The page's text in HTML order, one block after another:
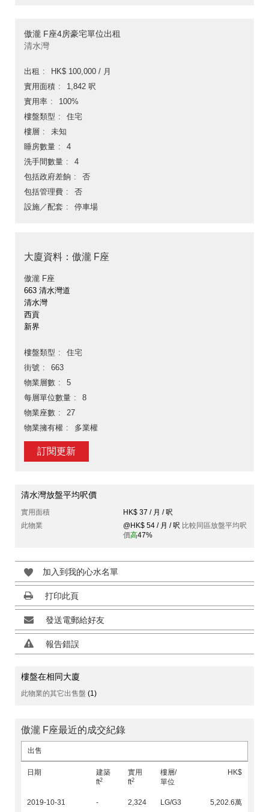
傲瀧 F座4房豪宅單位出租
清水灣
出租
HK$ 100,000 / 月
實用面積
1,842 呎
實用率
100%
樓盤類型
住宅
樓層
未知
睡房數量
4
洗手間數量
4
包括政府差餉
否
包括管理費
否
設施／配套
停車場
大廈資料：傲瀧 F座
傲瀧 F座
663 清水灣道
清水灣
西貢
新界
樓盤類型
住宅
街號
663
物業層數
5
每層單位數量
8
物業座數
27
物業擁有權
多業權
訂閱更新
清水灣放盤平均呎價
實用面積
HK$ 37 / 月 / 呎
此物業
@HK$ 54 / 月 / 呎 比較同區放盤平均呎
價高47%
加入到我的心水名單
打印此頁
發送電郵給好友
報告錯誤
樓盤在相同大廈
此物業的其它出售盤 (1)
傲瀧 F座最近的成交紀錄
出售
日期
建築
ft2
實用
ft2
樓層/
單位
HK$
2019-10-31 - 2,324 LG/G3 5,202.6萬